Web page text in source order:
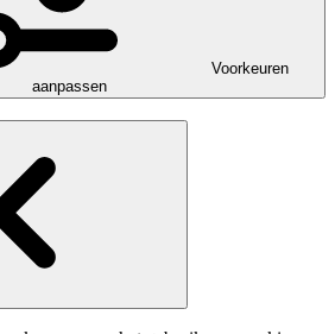
Voorkeuren
aanpassen